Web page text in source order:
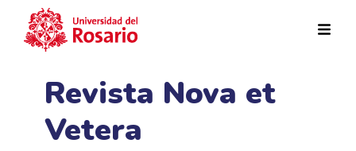
Revista Nova et
Vetera